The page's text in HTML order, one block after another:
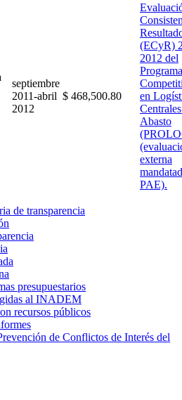
septiembre
2011-abril
2012
$ 468,500.80
(ECyR)
2012 del
en
Abasto
externa
PAE).
de transparencia
presupuestarios
al INADEM
recursos públicos
de Conflictos de Interés del